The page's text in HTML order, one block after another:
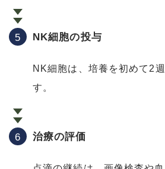
NK細胞の投与
NK細胞は、培養を初めて2
す。
治療の評価